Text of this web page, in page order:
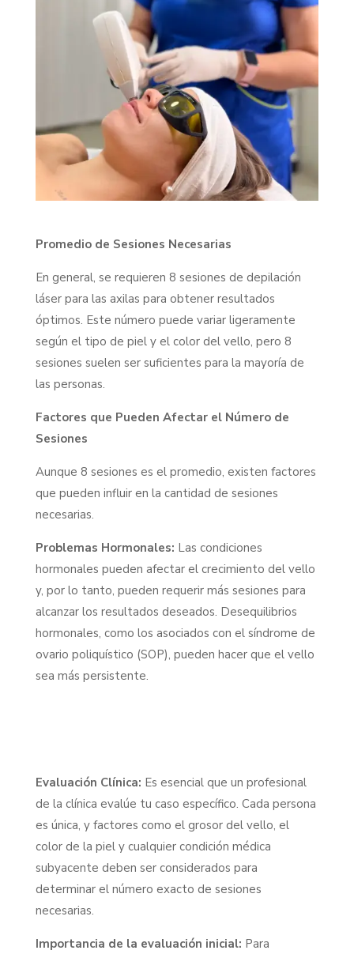
Promedio de Sesiones Necesarias
En general, se requieren 8 sesiones de depilación
láser para las axilas para obtener resultados
óptimos. Este número puede variar ligeramente
según el tipo de piel y el color del vello, pero 8
sesiones suelen ser suficientes para la mayoría de
las personas.
Factores que Pueden Afectar el Número de
Sesiones
Aunque 8 sesiones es el promedio, existen factores
que pueden influir en la cantidad de sesiones
necesarias.
Problemas Hormonales: Las condiciones
hormonales pueden afectar el crecimiento del vello
y, por lo tanto, pueden requerir más sesiones para
alcanzar los resultados deseados. Desequilibrios
hormonales, como los asociados con el síndrome de
ovario poliquístico (SOP), pueden hacer que el vello
sea más persistente.
Evaluación Clínica: Es esencial que un profesional
de la clínica evalúe tu caso específico. Cada persona
es única, y factores como el grosor del vello, el
color de la piel y cualquier condición médica
subyacente deben ser considerados para
determinar el número exacto de sesiones
necesarias.
Importancia de la evaluación inicial: Para